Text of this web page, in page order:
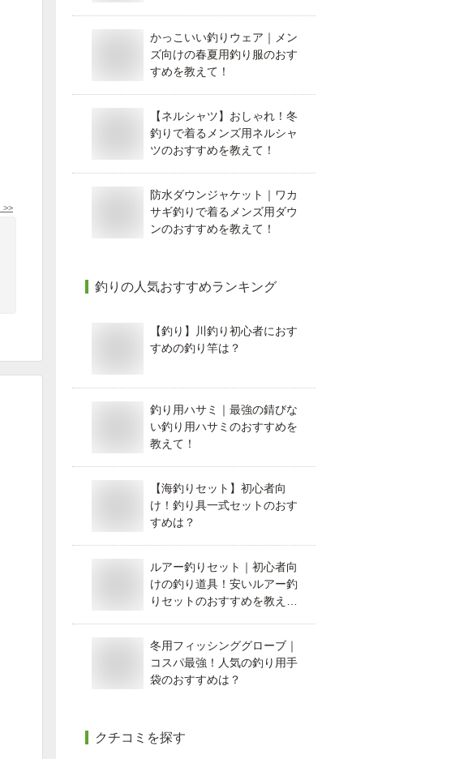
>>
かっこいい釣りウェア｜メン
ズ向けの春夏用釣り服のおす
すめを教えて！
【ネルシャツ】おしゃれ！冬
釣りで着るメンズ用ネルシャ
ツのおすすめを教えて！
防水ダウンジャケット｜ワカ
サギ釣りで着るメンズ用ダウ
ンのおすすめを教えて！
釣り の人気おすすめランキング
【釣り】川釣り初心者におす
すめの釣り竿は？
釣り用ハサミ｜最強の錆びな
い釣り用ハサミのおすすめを
教えて！
【海釣りセット】初心者向
け！釣り具一式セットのおす
すめは？
ルアー釣りセット｜初心者向
けの釣り道具！安いルアー釣
りセットのおすすめを教え
冬用フィッシンググローブ｜
コスパ最強！人気の釣り用手
袋のおすすめは？
クチコミを探す